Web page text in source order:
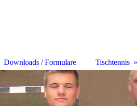
Downloads / Formulare Tischtennis